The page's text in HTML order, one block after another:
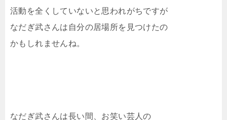
活動を全くしていないと思われがちですが
なだぎ武さんは自分の居場所を見つけたの
かもしれませんね。
なだぎ武さんは長い間、お笑い芸人の